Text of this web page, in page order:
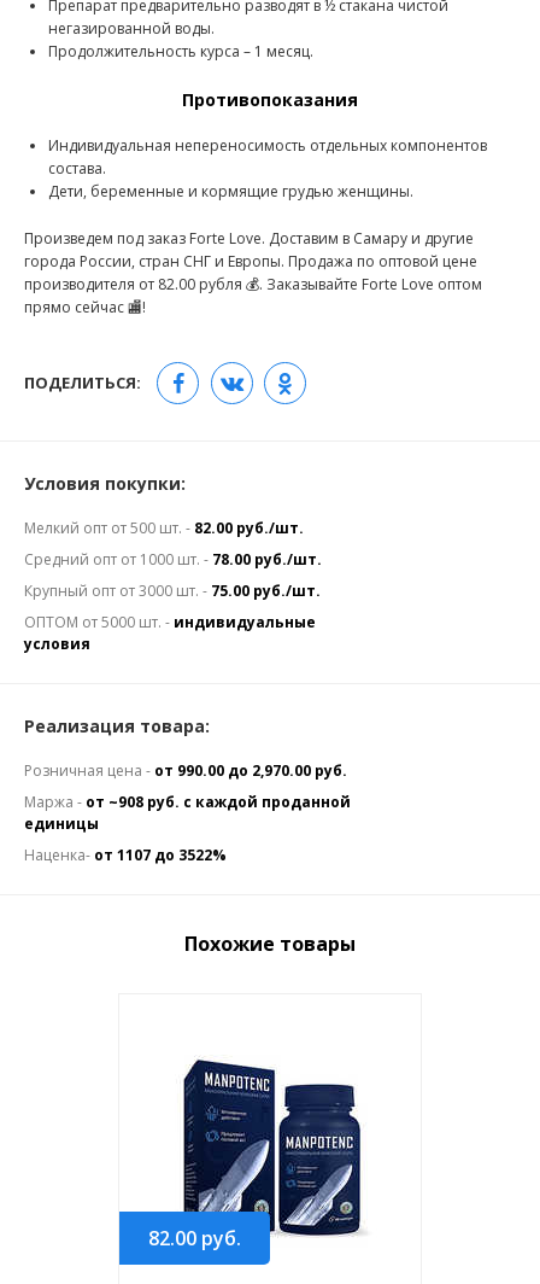
Препарат предварительно разводят в ½ стакана чистой
негазированной воды.
Продолжительность курса – 1 месяц.
Противопоказания
Индивидуальная непереносимость отдельных компонентов
состава.
Дети, беременные и кормящие грудью женщины.
Произведем под заказ Forte Love. Доставим в Самару и другие
города России, стран СНГ и Европы. Продажа по оптовой цене
производителя от 82.00 рубля 💰. Заказывайте Forte Love оптом
прямо сейчас 🏬!
ПОДЕЛИТЬСЯ:
Условия покупки:
Мелкий опт от 500 шт. - 82.00 руб./шт.
Средний опт от 1000 шт. - 78.00 руб./шт.
Крупный опт от 3000 шт. - 75.00 руб./шт.
ОПТОМ от 5000 шт. - индивидуальные
условия
Реализация товара:
Розничная цена - от 990.00 до 2,970.00 руб.
Маржа - от ~908 руб. с каждой проданной
единицы
Наценка- от 1107 до 3522%
Похожие товары
82.00 руб.